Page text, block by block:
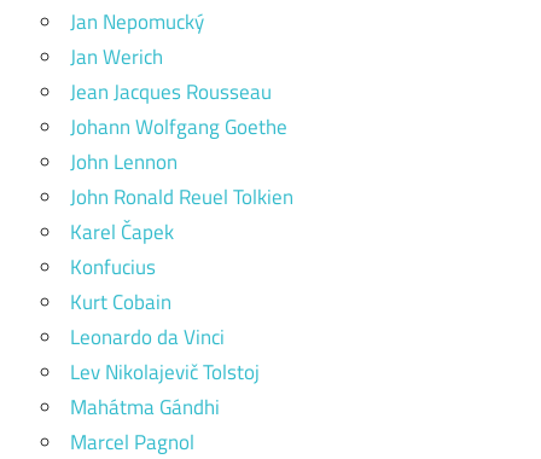
Jan Nepomucký
Jan Werich
Jean Jacques Rousseau
Johann Wolfgang Goethe
John Lennon
John Ronald Reuel Tolkien
Karel Čapek
Konfucius
Kurt Cobain
Leonardo da Vinci
Lev Nikolajevič Tolstoj
Mahátma Gándhi
Marcel Pagnol